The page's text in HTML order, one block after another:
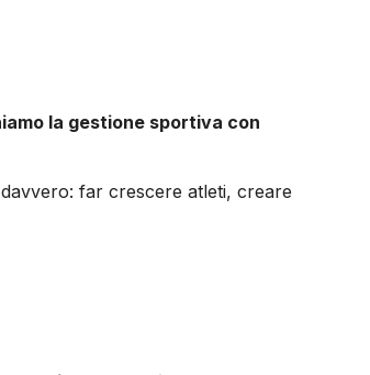
la gestione sportiva con
far crescere atleti, creare